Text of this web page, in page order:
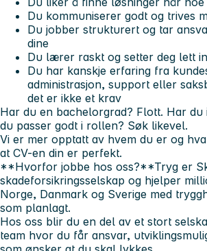
Du kommuniserer godt og trives
Du jobber strukturert og tar
dine
Du lærer raskt og setter deg lett
Du har kanskje erfaring fra
administrasjon, support eller
det er ikke et krav
Har du en bachelorgrad? Flott. Har
du passer godt i rollen? Søk likevel.
Vi er mer opptatt av hvem du er og
at CV-en din er perfekt.
**Hvorfor jobbe hos oss?**Tryg er
skadeforsikringsselskap og hjelper
Norge, Danmark og Sverige med
som planlagt.
Hos oss blir du en del av et stort
team hvor du får ansvar,